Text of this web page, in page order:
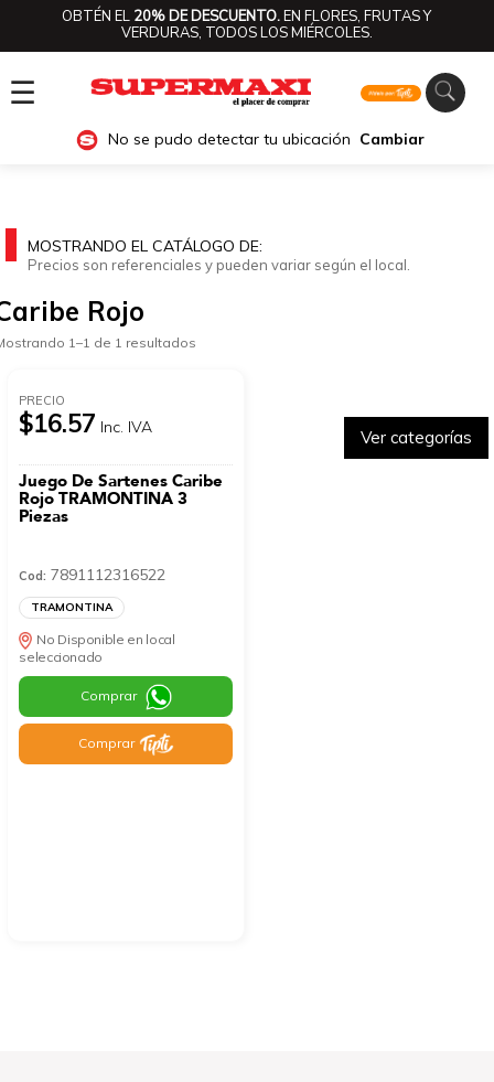
OBTÉN EL 20% DE DESCUENTO.EN FLORES, FRUTAS Y
VERDURAS, TODOS LOS MIÉRCOLES.
☰
No se pudo detectar tu ubicación Cambiar
Ver categorías
MOSTRANDO EL CATÁLOGO DE:
Precios son referenciales y pueden variar según el local.
Rojo
1–1 de 1 resultados
PRECIO
$16.57 Inc. IVA
Juego De Sartenes Caribe
Rojo TRAMONTINA 3
Piezas
Cod: 7891112316522
TRAMONTINA
No Disponible en local
seleccionado
Comprar
Comprar